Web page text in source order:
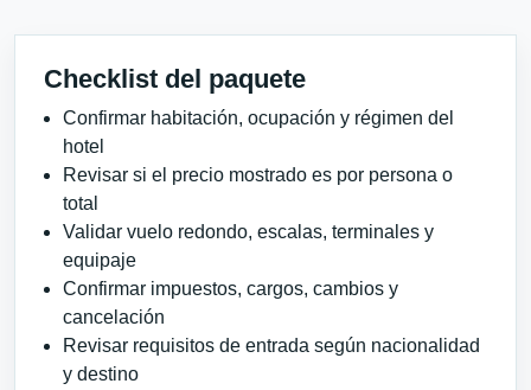
Checklist del paquete
Confirmar habitación, ocupación y régimen del
hotel
Revisar si el precio mostrado es por persona o
total
Validar vuelo redondo, escalas, terminales y
equipaje
Confirmar impuestos, cargos, cambios y
cancelación
Revisar requisitos de entrada según nacionalidad
y destino